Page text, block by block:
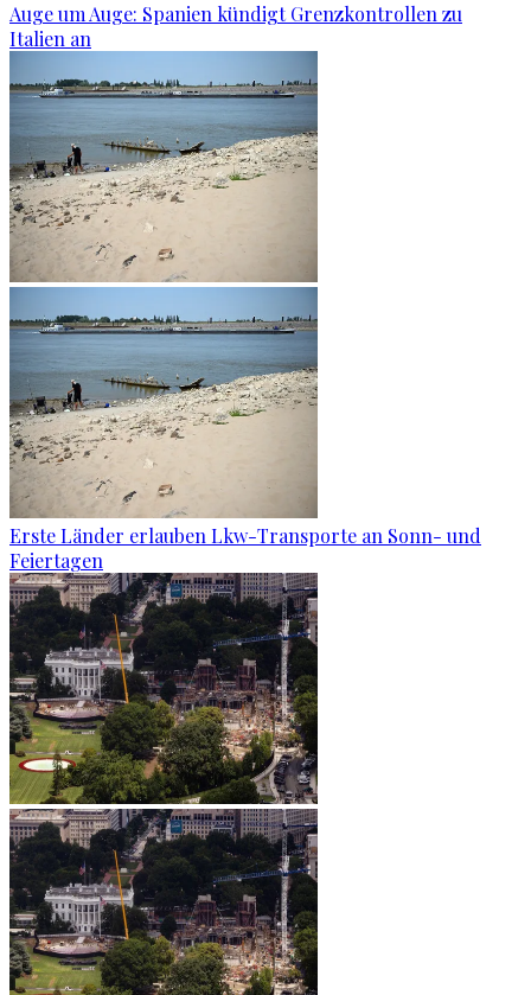
Auge um Auge: Spanien kündigt Grenzkontrollen zu
Italien an
Erste Länder erlauben Lkw-Transporte an Sonn- und
Feiertagen